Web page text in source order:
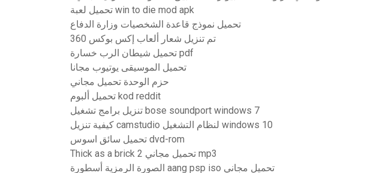
تحميل لعبة win to die mod apk
تحميل نموذج قاعدة الشخصيات وزارة الدفاع
تم تنزيل شعار ألعاب إكس بوكس ​​360
تحميل شيطان الرب خسارة pdf
تحميل الموسيقى يوتيوب مجانا
حزم الوحدة تحميل مجاني
تحميل ألبوم kod reddit
تنزيل برامج تشغيل bose soundport windows 7
كيفية تنزيل camstudio لنظام التشغيل windows 10
تحميل سائق اسوس dvd-rom
Thick as a brick 2 تحميل مجاني mp3
الصورة الرمزية أسطورة aang psp iso تحميل مجاني